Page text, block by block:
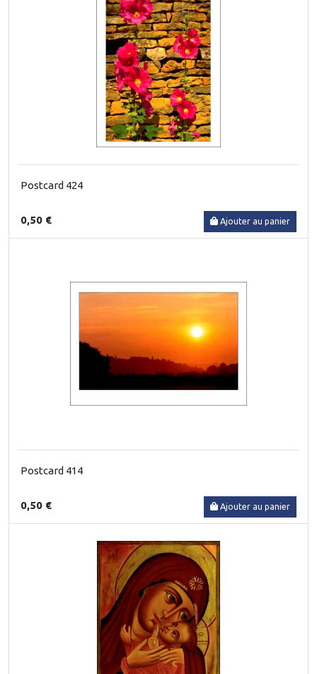
Postcard 424
0,50 € Ajouter au panier
Postcard 414
0,50 € Ajouter au panier